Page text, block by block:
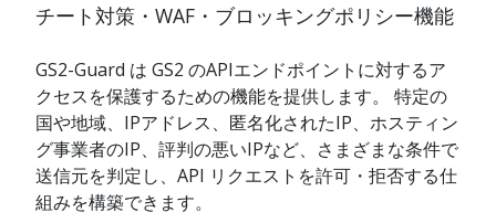
チート対策・WAF・ブロッキングポリシー機能
GS2-Guard は GS2 のAPIエンドポイントに対するア
クセスを保護するための機能を提供します。 特定の
国や地域、IPアドレス、匿名化されたIP、ホスティン
グ事業者のIP、評判の悪いIPなど、さまざまな条件で
送信元を判定し、API リクエストを許可・拒否する仕
組みを構築できます。